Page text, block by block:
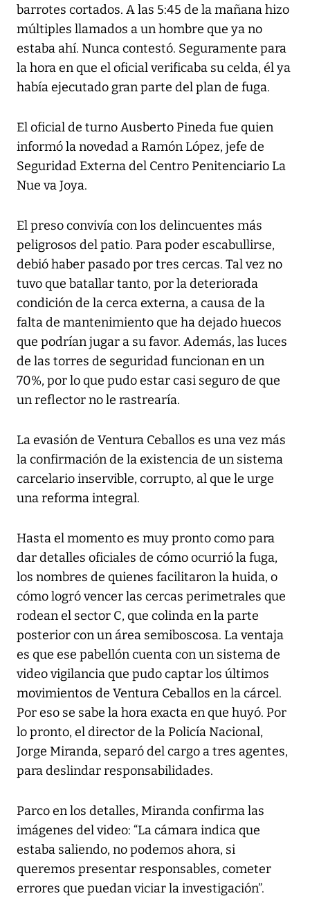
barrotes cortados. A las 5:45 de la mañana hizo
múltiples llamados a un hombre que ya no
estaba ahí. Nunca contestó. Seguramente para
la hora en que el oficial verificaba su celda, él ya
había ejecutado gran parte del plan de fuga.
El oficial de turno Ausberto Pineda fue quien
informó la novedad a Ramón López, jefe de
Seguridad Externa del Centro Penitenciario La
Nue va Joya.
El preso convivía con los delincuentes más
peligrosos del patio. Para poder escabullirse,
debió haber pasado por tres cercas. Tal vez no
tuvo que batallar tanto, por la deteriorada
condición de la cerca externa, a causa de la
falta de mantenimiento que ha dejado huecos
que podrían jugar a su favor. Además, las luces
de las torres de seguridad funcionan en un
70%, por lo que pudo estar casi seguro de que
un reflector no le rastrearía.
La evasión de Ventura Ceballos es una vez más
la confirmación de la existencia de un sistema
carcelario inservible, corrupto, al que le urge
una reforma integral.
Hasta el momento es muy pronto como para
dar detalles oficiales de cómo ocurrió la fuga,
los nombres de quienes facilitaron la huida, o
cómo logró vencer las cercas perimetrales que
rodean el sector C, que colinda en la parte
posterior con un área semiboscosa. La ventaja
es que ese pabellón cuenta con un sistema de
video vigilancia que pudo captar los últimos
movimientos de Ventura Ceballos en la cárcel.
Por eso se sabe la hora exacta en que huyó. Por
lo pronto, el director de la Policía Nacional,
Jorge Miranda, separó del cargo a tres agentes,
para deslindar responsabilidades.
Parco en los detalles, Miranda confirma las
imágenes del video: “La cámara indica que
estaba saliendo, no podemos ahora, si
queremos presentar responsables, cometer
errores que puedan viciar la investigación”.